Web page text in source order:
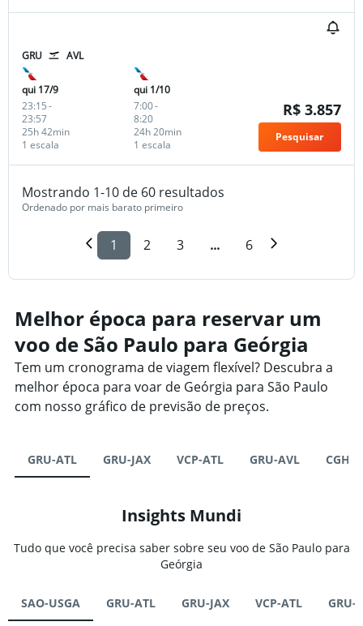
GRU AVL
qui 17/9
23:15-
23:57
1 escala
25h 42min
qui 1/10
7:00-
8:20
1 escala
24h 20min
R$ 3.857
Pesquisar
Mostrando 1-10 de 60 resultados
Ordenado por mais barato primeiro
1 2 3 ... 6
Melhor época para reservar um
voo de São Paulo para Geórgia
Tem um cronograma de viagem flexível? Descubra a
melhor época para voar de Geórgia para São Paulo
com nosso gráfico de previsão de preços.
GRU-ATL GRU-JAX VCP-ATL GRU-AVL CGH-
Insights Mundi
Tudo que você precisa saber sobre seu voo de São Paulo para
Geórgia
SAO-USGA GRU-ATL GRU-JAX VCP-ATL GRU-